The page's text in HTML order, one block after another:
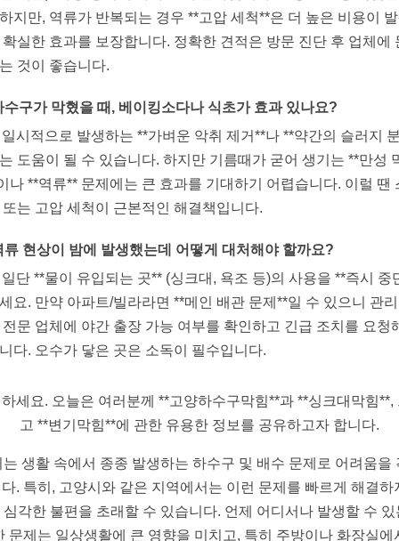
지만, 역류가 반복되는 경우 **고압 세척**은 더 높은 비용이
확실한 효과를 보장합니다. 정확한 견적은 방문 진단 후 업체에
것이 좋습니다.
수구가 막혔을 때, 베이킹소다나 식초가 효과 있나요?
시적으로 발생하는 **가벼운 악취 제거**나 **약간의 슬러지
도움이 될 수 있습니다. 하지만 기름때가 굳어 생기는 **만성
나 **역류** 문제에는 큰 효과를 기대하기 어렵습니다. 이럴 땐
또는 고압 세척이 근본적인 해결책입니다.
류 현상이 밤에 발생했는데 어떻게 대처해야 할까요?
단 **물이 유입되는 곳** (싱크대, 욕조 등)의 사용을 **즉시 중
요. 만약 아파트/빌라라면 **메인 배관 문제**일 수 있으니 관
전문 업체에 야간 출장 가능 여부를 확인하고 긴급 조치를 요청
다. 오수가 닿은 곳은 소독이 필수입니다.
세요. 오늘은 여러분께 **고양하수구막힘**과 **싱크대막힘**,
고 **변기막힘**에 관한 유용한 정보를 공유하고자 합니다.
는 생활 속에서 종종 발생하는 하수구 및 배수 문제로 어려움을
. 특히, 고양시와 같은 지역에서는 이런 문제를 빠르게 해결하
심각한 불편을 초래할 수 있습니다. 언제 어디서나 발생할 수 있
문제는 일상생활에 큰 영향을 미치고, 특히 주방이나 화장실에